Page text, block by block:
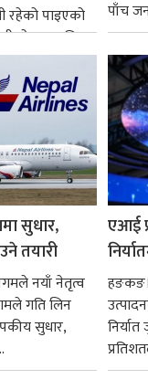
रहेको पाइएको
अञ्चलाधिश
पाँच
सुधार,
तयारी
नयाँ नेतृत्व
गति लिन
सुधार,
एआई